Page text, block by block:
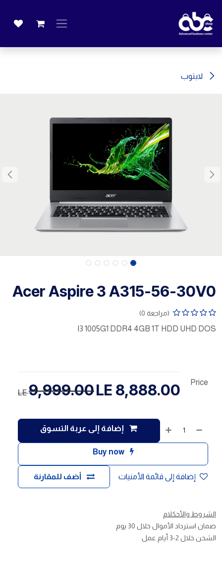
لابتوب
Acer Aspire 3 A315-56-30V0
(مراجعة 0)
I3 1005G1 DDR4 4GB 1T HDD UHD DOS
إضافة إلى عربة التسوق
Buy now
أضف للمقارنة إضافة إلى قائمة الأمنيات
Price
8,888.00
9,999.00
LE
الشروط والأحكلام
ضمان استرداد الأموال خلال 30 يوم
الشحن خلال 2-3 أيام عمل